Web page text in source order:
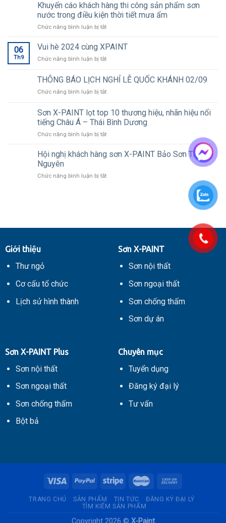
Khuyến cáo khách hàng thi công sản phẩm sơn
nước trong điều kiện thời tiết mưa ẩm
Chức năng bình luận bị tắtở
cáo
hàng
công
phẩm
nước
trong
tiết
06
Th9
Vui hè 2024 cùng XPAINT
Chức năng bình luận bị tắtở
hè
2024
cùng
THÔNG BÁO LỊCH NGHỈ LỄ QUỐC KHÁNH 02/09
Chức năng bình luận bị tắtở
BÁO
LỊCH
NGHỈ
LỄ
KHÁNH
Sơn X-PAINT lọt top 10 thương hiệu, nhãn hiệu nổi
tiếng Châu Á – Thái Bình Dương
Chức năng bình luận bị tắtở
X-
PAINT
top
nổi
Châu
Hội nghị khách hàng sơn X-PAINT Bảo Sơn Thái
Nguyên
Chức năng bình luận bị tắtở
X-
Giới thiệu
Thư ngỏ
Cơ cấu tổ chức
Lịch sử hình thành
Sơn X-PAINT
Sơn nội thất
Sơn ngoại thất
Sơn chống thấm
Sơn dự án
Sơn X-PAINT Plus
Sơn nội thất
Sơn ngoại thất
Sơn chống thấm
Bột bả
Chuyên mục
Tuyển dụng
Đăng ký đại lý
Tư vấn
TRANG CHỦ SẢN PHẨM TIN TỨC
ĐĂNG KÝ ĐẠI LÝ
TÌM KIẾM SẢN PHẨM
Copyright 2026 © X-Paint